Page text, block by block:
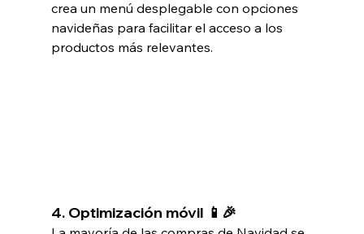
crea un menú desplegable con opciones
navideñas para facilitar el acceso a los
productos más relevantes.
4. Optimización móvil 📱🎉